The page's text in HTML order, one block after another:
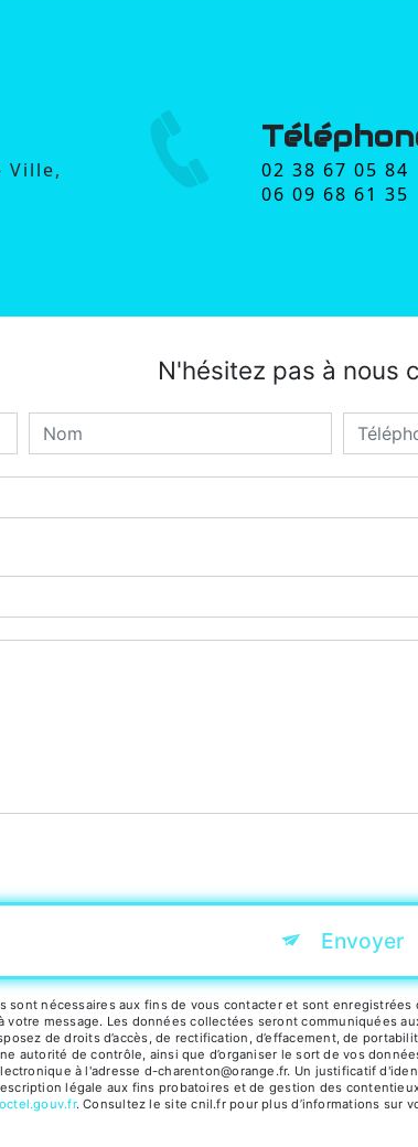
02 38 67 05 84
06 09 68 61 35
N'hésitez pas à nous
Envoyer
sont nécessaires aux fins de vous contacter et sont
message. Les données collectées seront communiquées
de droits d’accès, de rectification, d’effacement, de
autorité de contrôle, ainsi que d’organiser le sort de vos
à l'adresse d-charenton@orange.fr. Un justificatif
légale aux fins probatoires et de gestion des
. Consultez le site cnil.fr pour plus d’informations sur